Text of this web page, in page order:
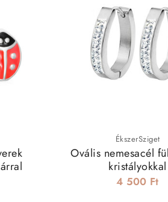
ÉkszerSziget
Ovális nemesacél
kristályokkal
4 500 Ft